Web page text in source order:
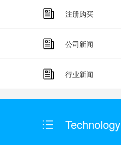
注册购买
公司新闻
行业新闻
Technology